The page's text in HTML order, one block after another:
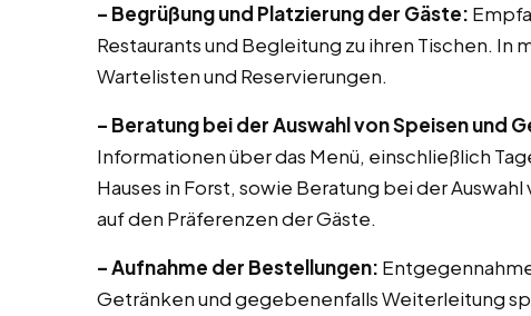
– Begrüßung und Platzierung der Gäste:
Restaurants und Begleitung zu ihren Tischen. In
Wartelisten und Reservierungen.
– Beratung bei der Auswahl von Speisen und
Informationen über das Menü, einschließlich
Hauses in Forst, sowie Beratung bei der
auf den Präferenzen der Gäste.
– Aufnahme der Bestellungen:
Getränken und gegebenenfalls Weiterleitung